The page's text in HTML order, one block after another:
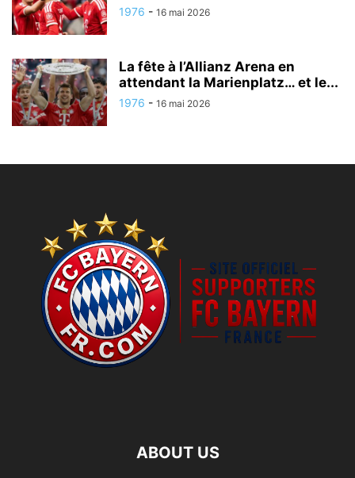
1976 - 16 mai 2026
La fête à l’Allianz Arena en
attendant la Marienplatz… et le...
1976 - 16 mai 2026
ABOUT US